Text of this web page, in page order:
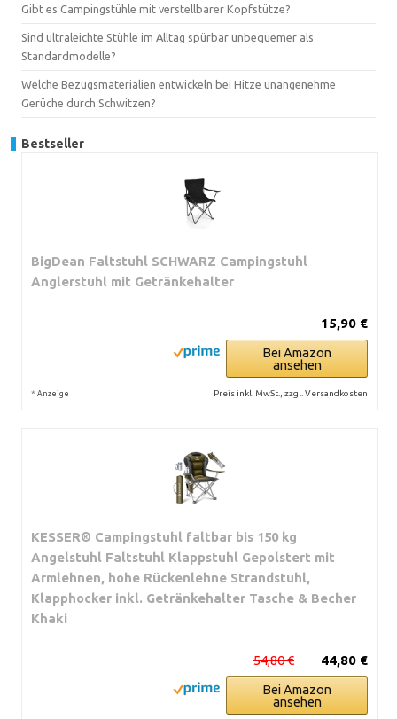
Gibt es Campingstühle mit verstellbarer Kopfstütze?
Sind ultraleichte Stühle im Alltag spürbar unbequemer als
Standardmodelle?
Welche Bezugsmaterialien entwickeln bei Hitze unangenehme
Gerüche durch Schwitzen?
Bestseller
BigDean Faltstuhl SCHWARZ Campingstuhl
Anglerstuhl mit Getränkehalter
15,90 €
Bei Amazon
ansehen
* Anzeige Preis inkl. MwSt., zzgl. Versandkosten
KESSER® Campingstuhl faltbar bis 150 kg
Angelstuhl Faltstuhl Klappstuhl Gepolstert mit
Armlehnen, hohe Rückenlehne Strandstuhl,
Klapphocker inkl. Getränkehalter Tasche & Becher
Khaki
44,80 €
54,80 €
Bei Amazon
ansehen